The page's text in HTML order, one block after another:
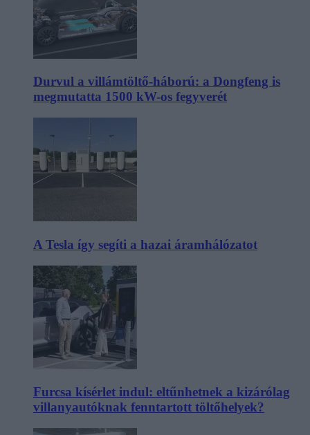
Durvul a villámtöltő-háború: a Dongfeng is
megmutatta 1500 kW-os fegyverét
A Tesla így segíti a hazai áramhálózatot
Furcsa kísérlet indul: eltűnhetnek a kizárólag
villanyautóknak fenntartott töltőhelyek?